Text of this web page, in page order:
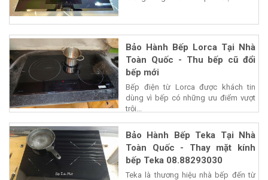
Bảo Hành Bếp Lorca Tại Nhà
Toàn Quốc - Thu bếp cũ đổi
bếp mới
Bếp điện từ Lorca được khách tin
dùng vì bếp có những ưu điểm vượt
trội...
Bảo Hành Bếp Teka Tại Nhà
Toàn Quốc - Thay mặt kính
bếp Teka 08.88293030
Teka là thương hiệu nhà bếp đến từ